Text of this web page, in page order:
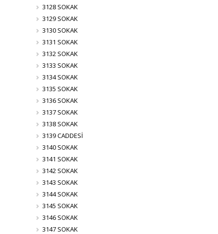
3128 SOKAK
3129 SOKAK
3130 SOKAK
3131 SOKAK
3132 SOKAK
3133 SOKAK
3134 SOKAK
3135 SOKAK
3136 SOKAK
3137 SOKAK
3138 SOKAK
3139 CADDESİ
3140 SOKAK
3141 SOKAK
3142 SOKAK
3143 SOKAK
3144 SOKAK
3145 SOKAK
3146 SOKAK
3147 SOKAK